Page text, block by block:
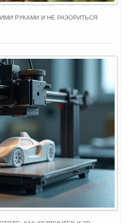
РУКАМИ И НЕ РАЗОРИТЬСЯ